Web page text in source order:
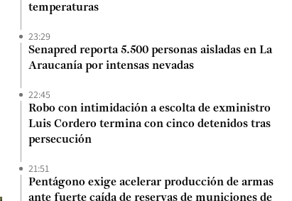
temperaturas
23:29
Senapred reporta 5.500 personas aisladas en La
Araucanía por intensas nevadas
22:45
Robo con intimidación a escolta de exministro
Luis Cordero termina con cinco detenidos tras
persecución
21:51
Pentágono exige acelerar producción de armas
ante fuerte caída de reservas de municiones de